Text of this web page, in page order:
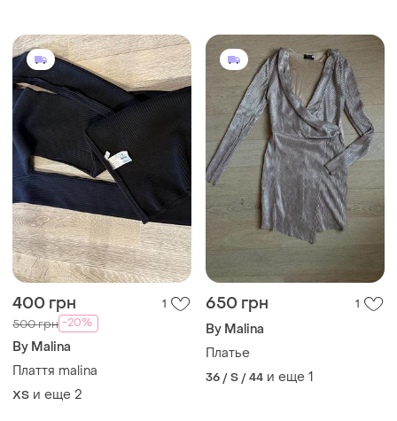
400 грн 1
500 грн -20%
By Malina
Плаття malina
ХS и еще 2
650 грн 1
By Malina
Платье
36 / S / 44 и еще 1